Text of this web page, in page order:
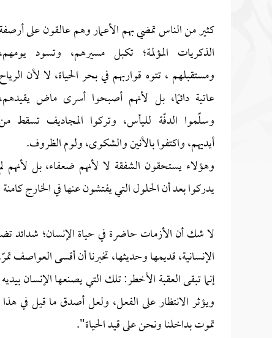
كثير من الناس تمضي بهم الأعمار وهم عالقون على أرصفة
الذكريات المؤلمة؛ تكبل مسيرهم، وتسود يومهم،
ومستقبلهم ، تتوه قواربهم في بحر الحياة، لا لأن الرياح
عاتية دائمًا، بل لأنهم أصبحوا أسرى ماض يقيدهم،
وسلّموا الدفّة لليأس، وتركوا المجاديف تسقط
أيديهم، واكتفوا بالأنين والشكوى، ولوم الظروف.
وهؤلاء يستحقون الشفقة لا لأنهم ضعفاء، بل لأنهم لم
يدركوا بعد أن الحلول التي يفتشون عنها في الخارج
لا شك أن الأزمات حاضرة في حياة الإنسان؛ شدائد
الإنسانية، قديمها وحديثها، تخبرنا أن أقسى
إنما تبقى العقبة الأخطر: تلك التي يصنعها الإنسان
ويؤثر الانتظار على الفعل، ولعل أصدق ما قيل في
تموت بداخلنا ونحن على قيد الحياة".